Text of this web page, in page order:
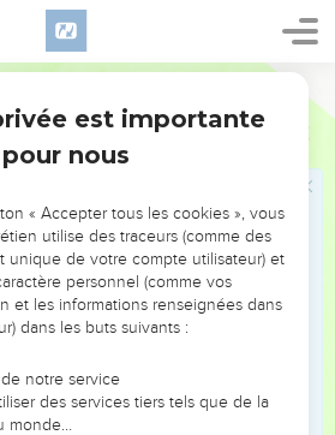
le Seigneur et qu'ils s'efforcent
bien qu'il ne soit pas loin de
que nous avons la vie, le mouvement
dit quelques-uns de vos poètes :
sa race.’
sommes de la race de Dieu,
que la divinité ressemble à de l'or,
pierre, sculptés par l'art et
temps d'ignorance, Dieu annonce
d’attitude,
où il jugera le monde avec justice
est importante
pour nous
« Accepter tous les cookies », vous
utilise des traceurs (comme des
unique de votre compte utilisateur) et
personnel (comme vos
et les informations renseignées dans
dans les buts suivants :
notre service
des services tiers tels que de la
monde…